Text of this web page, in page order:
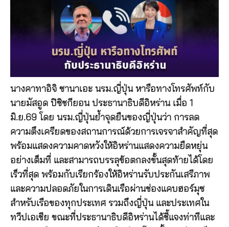
นางคาทาอิจิ ซานาเอะ นรม.ญี่ปุ่น หารือทางโทรศัพท์กับ
นายมัสอูด ปิซิชกียอน ประธานาธิบดีอิหร่าน เมื่อ 1
มิ.ย.69 โดย นรม.ญี่ปุ่นย้ำจุดยืนของญี่ปุ่นว่า การลด
ความตึงเครียดของสถานการณ์ด้วยการเจรจาสำคัญที่สุด
พร้อมแสดงความคาดหวังให้อิหร่านแสดงความยืดหยุ่น
อย่างเต็มที่ และสามารถบรรลุข้อตกลงขั้นสุดท้ายได้โดย
เร็วที่สุด พร้อมกับเรียกร้องให้อิหร่านรับประกันเสรีภาพ
และความปลอดภัยในการเดินเรือผ่านช่องแคบฮอร์มุซ
สำหรับเรือของทุกประเทศ รวมถึงญี่ปุ่น และประเทศใน
ทวีปเอเชีย ขณะที่ประธานาธิบดีอิหร่านได้ชี้แจงท่าทีและ